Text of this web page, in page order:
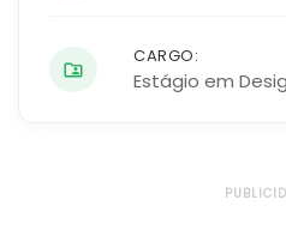
CARGO:
Estágio em